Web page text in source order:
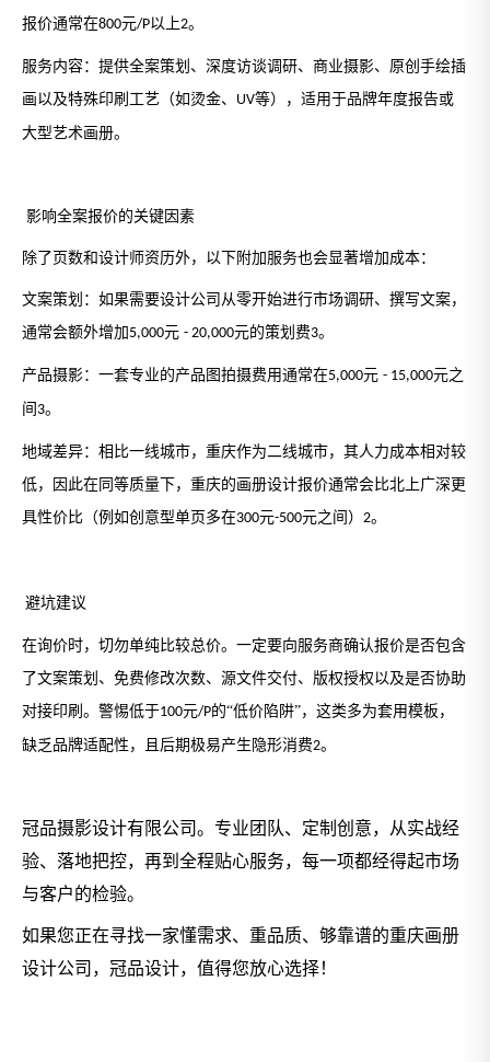
报价通常在800元/P以上2。
服务内容：提供全案策划、深度访谈调研、商业摄影、原创手绘插
画以及特殊印刷工艺（如烫金、 UV等），适用于品牌年度报告或
大型艺术画册。
影响全案报价的关键因素
除了页数和设计师资历外，以下附加服务也会显著增加成本：
文案策划：如果需要设计公司从零开始进行市场调研、撰写文案，
通常会额外增加5,000元 - 20,000元的策划费3。
产品摄影：一套专业的产品图拍摄费用通常在5,000元 - 15,000元之
间 3。
地域差异：相比一线城市，重庆作为二线城市，其人力成本相对较
低，因此在同等质量下，重庆的画册设计报价通常会比北上广深更
具性价比（例如创意型单页多在300元-500元之间） 2。
避坑建议
在询价时，切勿单纯比较总价。一定要向服务商确认报价是否包含
了文案策划、免费修改次数、源文件交付、版权授权以及是否协助
对接印刷。警惕低于100元/P的“低价陷阱”，这类多为套用模板，
缺乏品牌适配性，且后期极易产生隐形消费2。
冠品摄影设计有限公司。专业团队、定制创意，从实战经
验、落地把控，再到全程贴心服务，每一项都经得起市场
与客户的检验。
如果您正在寻找一家懂需求、重品质、够靠谱的重庆画册
设计公司，冠品设计，值得您放心选择！